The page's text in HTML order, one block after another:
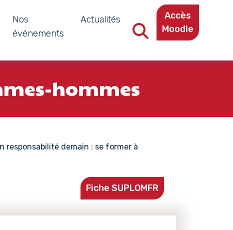
Nos
événements
Actualités
Accès
Moodle
hommes
responsabilité demain : se former à
Fiche SUPLOMFR